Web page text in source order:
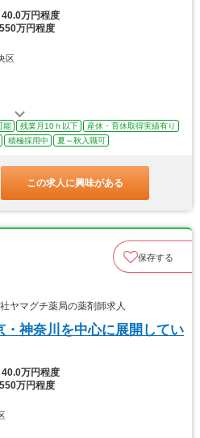
40.0万円程度
万円程度
区
能 残業月10ｈ以下
産休・育休取得実績有り
積極採用中 夏～秋入職可
この求人に興味がある
保存する
マグチ薬局の薬剤師求人
神奈川を中心に展開してい
40.0万円程度
万円程度